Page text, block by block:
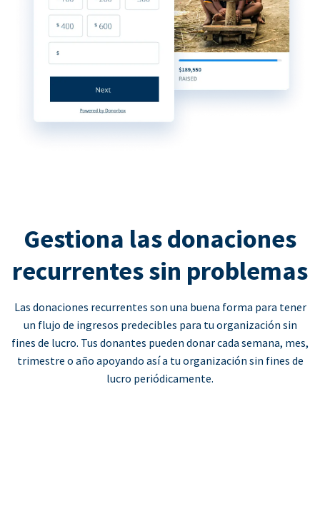
Gestiona las donaciones
recurrentes sin problemas
Las donaciones recurrentes son una buena forma para tener
un flujo de ingresos predecibles para tu organización sin
fines de lucro. Tus donantes pueden donar cada semana, mes,
trimestre o año apoyando así a tu organización sin fines de
lucro periódicamente.